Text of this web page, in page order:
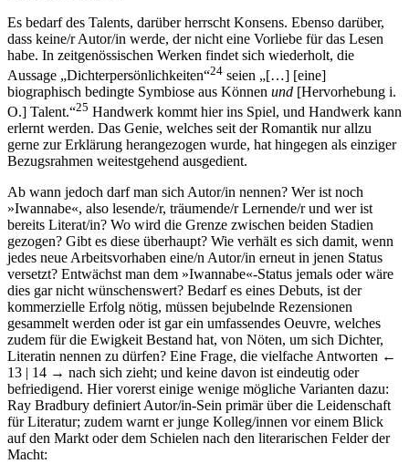
Es bedarf des Talents, darüber herrscht Konsens. Ebenso darüber,
dass keine/r Autor/in werde, der nicht eine Vorliebe für das Lesen
habe. In zeitgenössischen Werken findet sich wiederholt, die
Aussage „Dichterpersönlichkeiten“24 seien „[…] [eine]
biographisch bedingte Symbiose aus Können und [Hervorhebung i.
O.] Talent.“25 Handwerk kommt hier ins Spiel, und Handwerk kann
erlernt werden. Das Genie, welches seit der Romantik nur allzu
gerne zur Erklärung herangezogen wurde, hat hingegen als einziger
Bezugsrahmen weitestgehend ausgedient.
Ab wann jedoch darf man sich Autor/in nennen? Wer ist noch
»Iwannabe«, also lesende/r, träumende/r Lernende/r und wer ist
bereits Literat/in? Wo wird die Grenze zwischen beiden Stadien
gezogen? Gibt es diese überhaupt? Wie verhält es sich damit, wenn
jedes neue Arbeitsvorhaben eine/n Autor/in erneut in jenen Status
versetzt? Entwächst man dem »Iwannabe«-Status jemals oder wäre
dies gar nicht wünschenswert? Bedarf es eines Debuts, ist der
kommerzielle Erfolg nötig, müssen bejubelnde Rezensionen
gesammelt werden oder ist gar ein umfassendes Oeuvre, welches
zudem für die Ewigkeit Bestand hat, von Nöten, um sich Dichter,
Literatin nennen zu dürfen? Eine Frage, die vielfache Antworten ←
13 | 14 → nach sich zieht; und keine davon ist eindeutig oder
befriedigend. Hier vorerst einige wenige mögliche Varianten dazu:
Ray Bradbury definiert Autor/in-Sein primär über die Leidenschaft
für Literatur; zudem warnt er junge Kolleg/innen vor einem Blick
auf den Markt oder dem Schielen nach den literarischen Felder der
Macht: